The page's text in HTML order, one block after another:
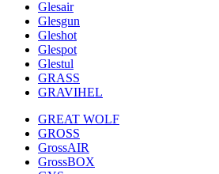
Glesair
Glesgun
Gleshot
Glespot
Glestul
GRASS
GRAVIHEL
GREAT WOLF
GROSS
GrossAIR
GrossBOX